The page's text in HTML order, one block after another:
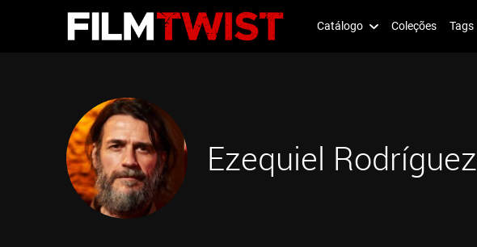
Catálogo Coleções Tags
Ezequiel Rodríguez